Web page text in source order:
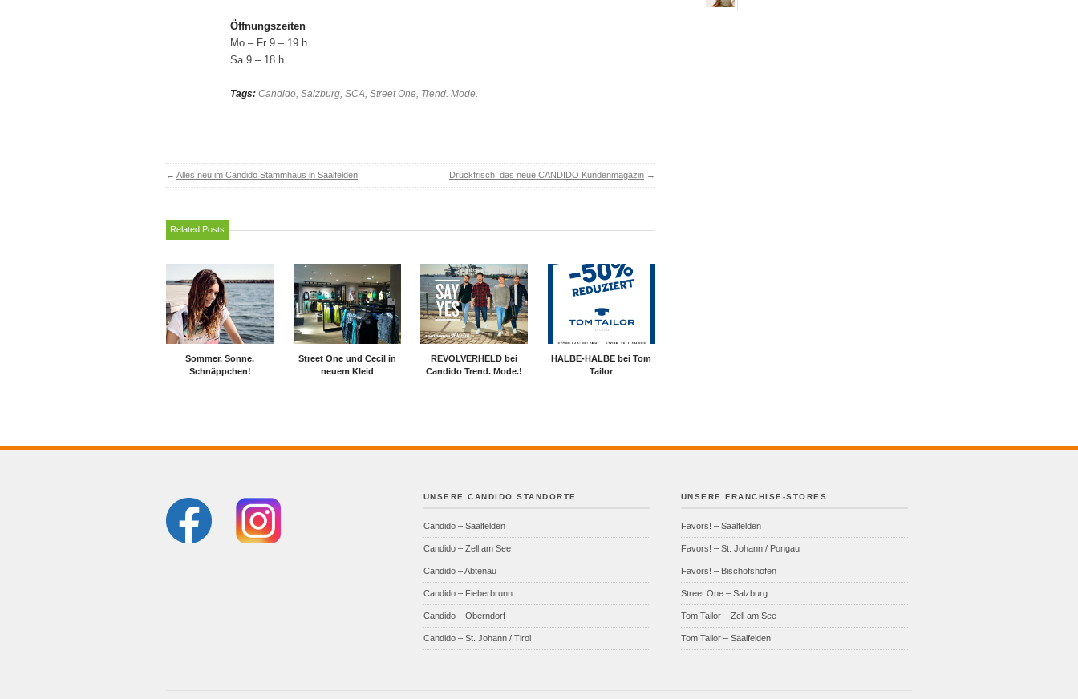
Öffnungszeiten
Mo – Fr 9 – 19 h
Sa 9 – 18 h
Tags: Candido, Salzburg, SCA, Street One, Trend. Mode.
← Alles neu im Candido Stammhaus in Saalfelden Druckfrisch: das neue CANDIDO Kundenmagazin →
Related Posts
Sommer. Sonne.
Schnäppchen!
Street One und Cecil in
neuem Kleid
REVOLVERHELD bei
Candido Trend. Mode.!
HALBE-HALBE bei Tom
Tailor
UNSERE CANDIDO STANDORTE.
Candido – Saalfelden
Candido – Zell am See
Candido – Abtenau
Candido – Fieberbrunn
Candido – Oberndorf
Candido – St. Johann / Tirol
UNSERE FRANCHISE-STORES.
Favors! – Saalfelden
Favors! – St. Johann / Pongau
Favors! – Bischofshofen
Street One – Salzburg
Tom Tailor – Zell am See
Tom Tailor – Saalfelden